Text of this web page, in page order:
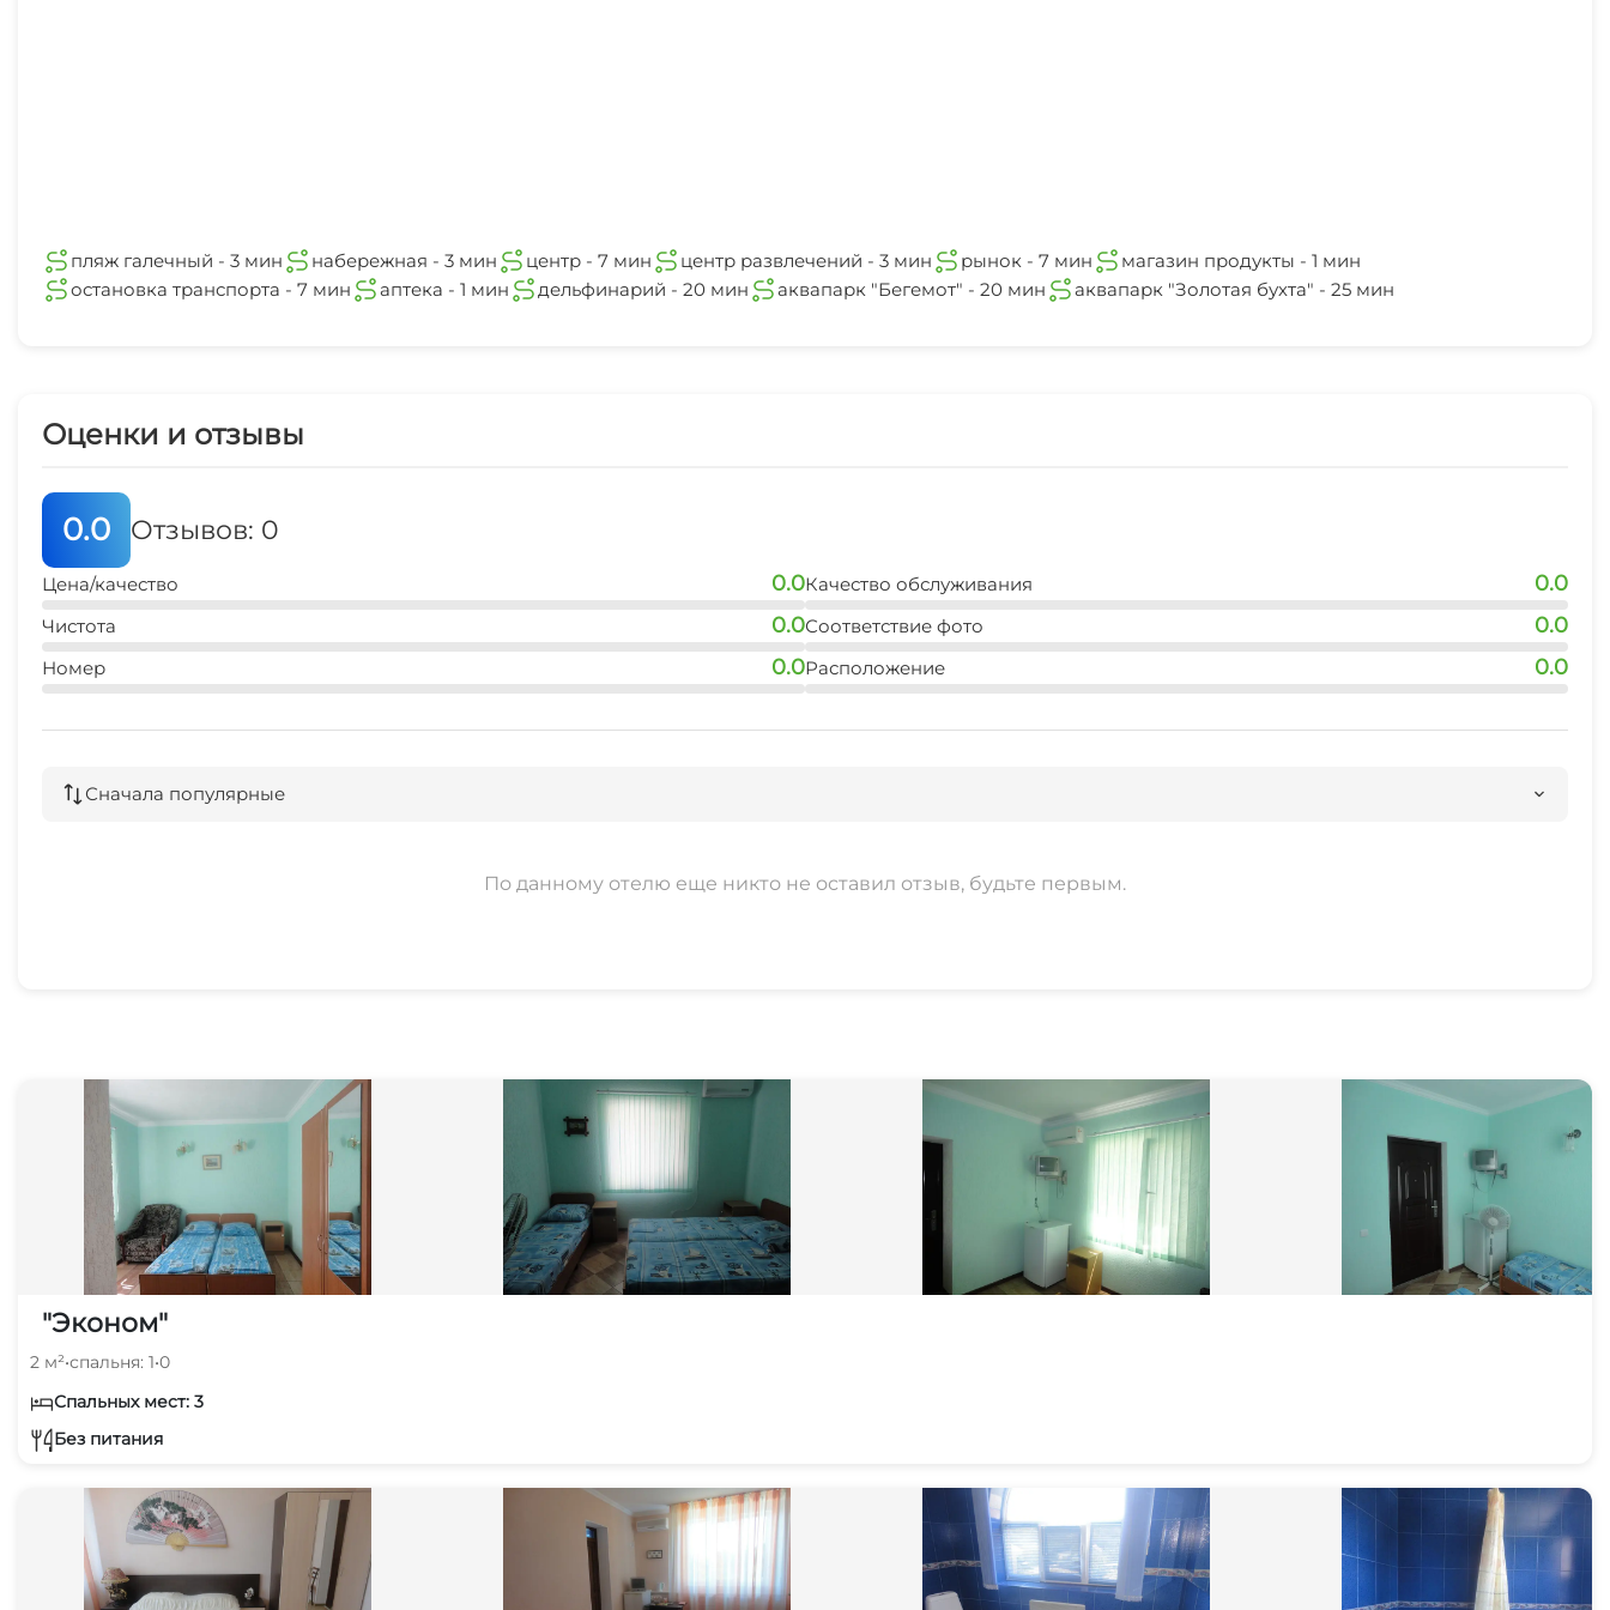
пляж галечный - 3 мин набережная - 3 мин центр - 7 мин центр развлечений - 3 мин рынок - 7 мин
магазин продукты - 1 мин
остановка транспорта - 7 мин
аптека - 1 мин дельфинарий - 20 мин аквапарк "Бегемот" - 20 мин аквапарк "Золотая бухта" - 25 мин
Оценки и отзывы
0.0 Отзывов: 0
Цена/качество 0.0
Чистота 0.0
Номер 0.0
Качество обслуживания 0.0
Соответствие фото 0.0
Расположение 0.0
Сначала популярные
По данному отелю еще никто не оставил отзыв, будьте первым.
"Эконом"
2 м²•спальня: 1•0
Спальных мест: 3
Без питания